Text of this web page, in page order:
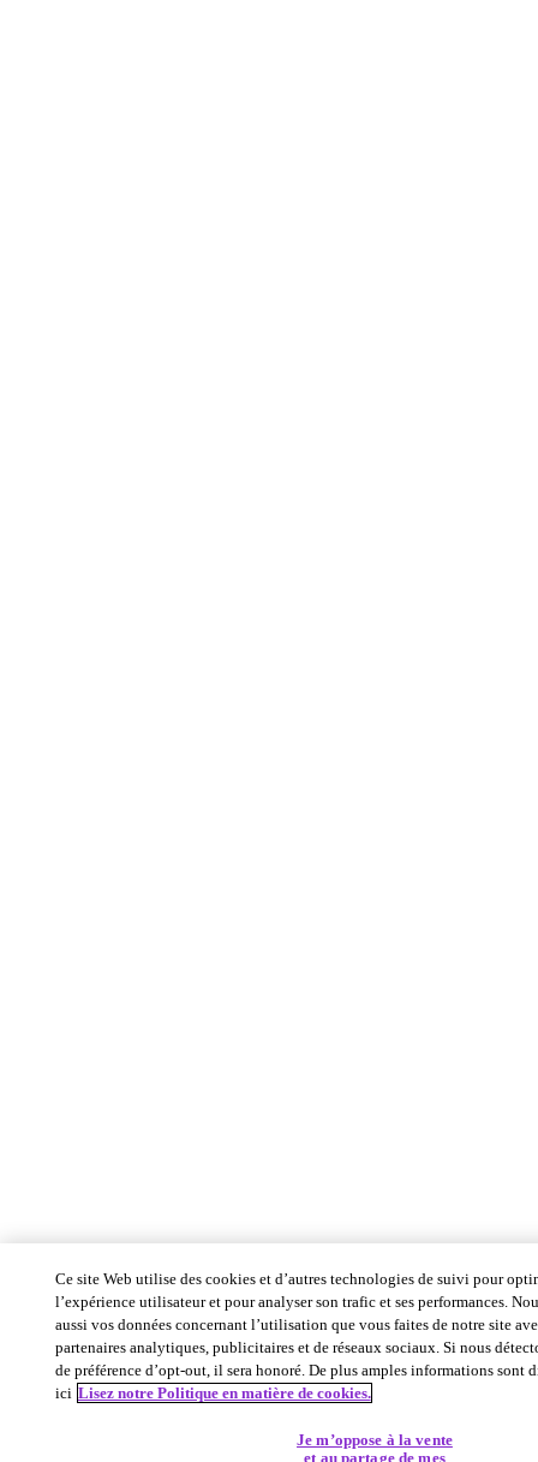
Ce site Web utilise des cookies et d’autres technologies de suivi pour
l’expérience utilisateur et pour analyser son trafic et ses performances.
aussi vos données concernant l’utilisation que vous faites de notre site
partenaires analytiques, publicitaires et de réseaux sociaux. Si nous
de préférence d’opt-out, il sera honoré. De plus amples informations sont
ici Lisez notre Politique en matière de cookies.
Je m’oppose à la vente
et au partage de mes